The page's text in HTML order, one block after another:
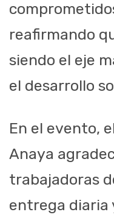
reafirmando
siendo el eje
el desarrollo
En el evento,
Anaya
trabajadoras
entrega diaria